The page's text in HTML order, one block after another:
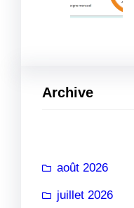
Archive
août 2026
juillet 2026